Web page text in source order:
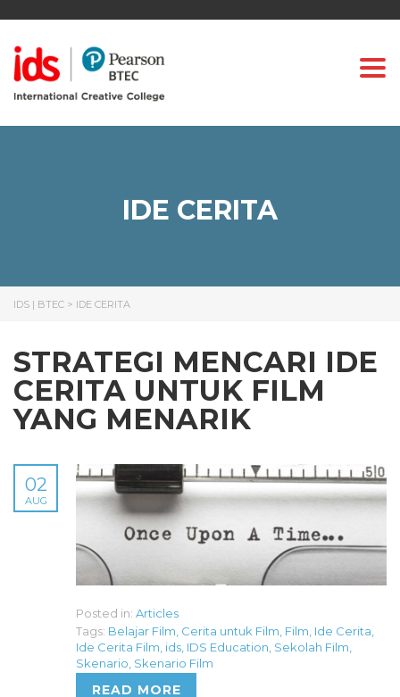
IDE CERITA
IDS | BTEC > IDE CERITA
STRATEGI MENCARI IDE
CERITA UNTUK FILM
YANG MENARIK
02
AUG
Posted in: Articles
Tags: Belajar Film Cerita untuk Film Film Ide Cerita
Ide Cerita Film ids IDS Education Sekolah Film
Skenario Skenario Film
READ MORE